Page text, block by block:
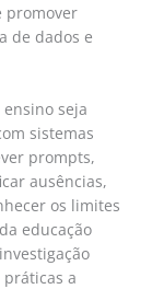
promover
de dados e
seja
sistemas
prompts,
ausências,
os limites
educação
a